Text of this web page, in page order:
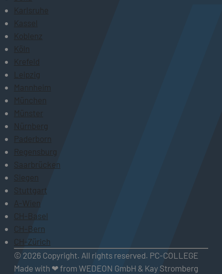
Karlsruhe
Kassel
Koblenz
Köln
Krefeld
Leipzig
Mannheim
München
Münster
Nürnberg
Paderborn
Regensburg
Saarbrücken
Siegen
Stuttgart
A-Wien
CH-Basel
CH-Bern
CH-Zürich
© 2026 Copyright. All rights reserved. PC-COLLEGE
Made with ❤ from WEDEON GmbH & Kay Stromberg